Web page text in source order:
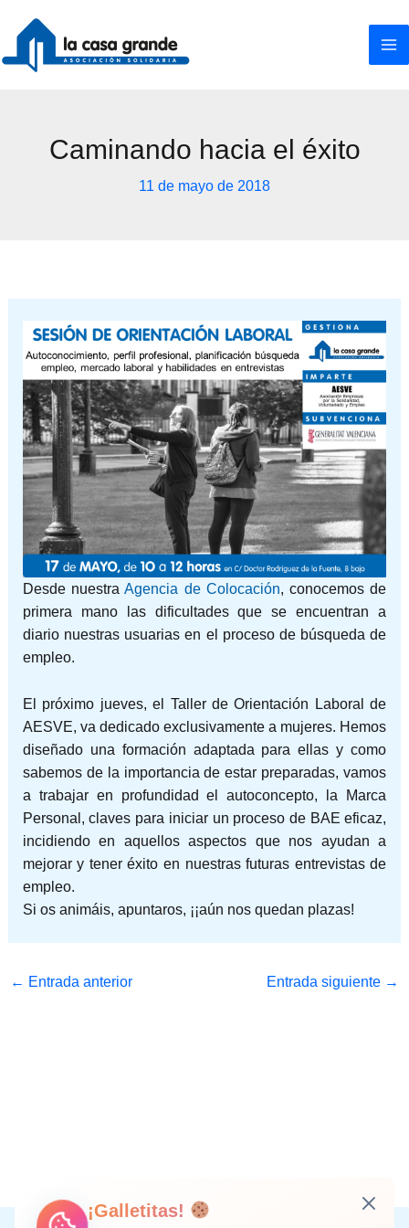
contenido
Caminando hacia el éxito
11 de mayo de 2018
Desde nuestraAgencia de Colocación, conocemos de
primera mano las dificultades que se encuentran a
diario nuestras usuarias en el proceso de búsqueda de
empleo.
El próximo jueves, el Taller de Orientación Laboral de
AESVE, va dedicado exclusivamente a mujeres. Hemos
diseñado una formación adaptada para ellas y como
sabemos de la importancia de estar preparadas, vamos
a trabajar en profundidad el autoconcepto, la Marca
Personal, claves para iniciar un proceso de BAE eficaz,
incidiendo en aquellos aspectos que nos ayudan a
mejorar y tener éxito en nuestras futuras entrevistas de
empleo.
Si os animáis, apuntaros, ¡¡aún nos quedan plazas!
← Entrada anterior Entrada siguiente →
¡Galletitas!